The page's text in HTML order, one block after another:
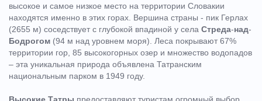
высокое и самое низкое место на территории Словакии
находятся именно в этих горах. Вершина страны - пик Герлах
(2655 м) соседствует с глубокой впадиной у села Стреда-над-
Бодрогом (94 м над уровнем моря). Леса покрывают 67%
территории гор, 85 высокогорных озер и множество водопадов
– эта уникальная природа объявлена Татранским
национальным парком в 1949 году.
Высокие Татры предоставляют туристам огромный выбор